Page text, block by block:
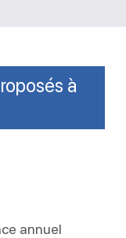
à
annuel